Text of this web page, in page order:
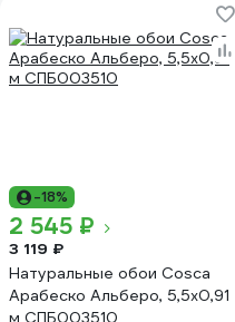
-18%
2 545 ₽
3 119 ₽
Натуральные обои Cosca
Арабеско Альберо, 5,5x0,91
м СПБ003510